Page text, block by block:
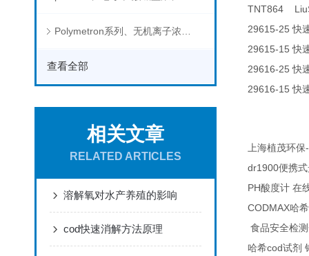
查看全部
相关文章
RELATED ARTICLES
溶解氧对水产养殖的影响
cod快速消解方法原理
TNT864
29615-25快
29615-15快
29616-25快
29616-15快
上海植茂环保-
dr1900便携
PH酸度计 在
CODMAX哈
食品安全检
哈希cod试剂